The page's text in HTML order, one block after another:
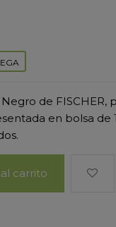
de FISCHER,
en bolsa
carrito